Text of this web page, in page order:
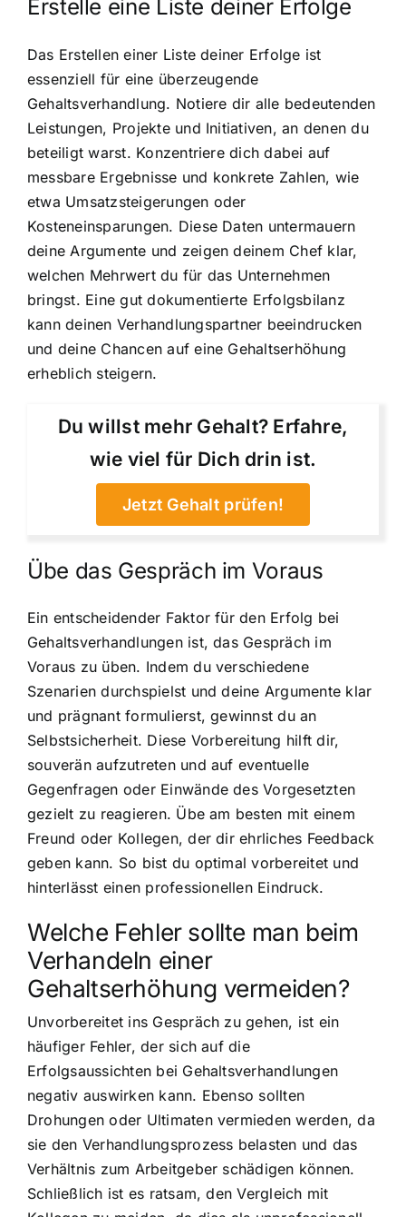
Erstelle eine Liste deiner Erfolge
Das Erstellen einer Liste deiner Erfolge ist
essenziell für eine überzeugende
Gehaltsverhandlung. Notiere dir alle bedeutenden
Leistungen, Projekte und Initiativen, an denen du
beteiligt warst. Konzentriere dich dabei auf
messbare Ergebnisse und konkrete Zahlen, wie
etwa Umsatzsteigerungen oder
Kosteneinsparungen. Diese Daten untermauern
deine Argumente und zeigen deinem Chef klar,
welchen Mehrwert du für das Unternehmen
bringst. Eine gut dokumentierte Erfolgsbilanz
kann deinen Verhandlungspartner beeindrucken
und deine Chancen auf eine Gehaltserhöhung
erheblich steigern.
Du willst mehr Gehalt? Erfahre,
wie viel für Dich drin ist.
Jetzt Gehalt prüfen!
Übe das Gespräch im Voraus
Ein entscheidender Faktor für den Erfolg bei
Gehaltsverhandlungen ist, das Gespräch im
Voraus zu üben. Indem du verschiedene
Szenarien durchspielst und deine Argumente klar
und prägnant formulierst, gewinnst du an
Selbstsicherheit. Diese Vorbereitung hilft dir,
souverän aufzutreten und auf eventuelle
Gegenfragen oder Einwände des Vorgesetzten
gezielt zu reagieren. Übe am besten mit einem
Freund oder Kollegen, der dir ehrliches Feedback
geben kann. So bist du optimal vorbereitet und
hinterlässt einen professionellen Eindruck.
Welche Fehler sollte man beim
Verhandeln einer
Gehaltserhöhung vermeiden?
Unvorbereitet ins Gespräch zu gehen, ist ein
häufiger Fehler, der sich auf die
Erfolgsaussichten bei Gehaltsverhandlungen
negativ auswirken kann. Ebenso sollten
Drohungen oder Ultimaten vermieden werden, da
sie den Verhandlungsprozess belasten und das
Verhältnis zum Arbeitgeber schädigen können.
Schließlich ist es ratsam, den Vergleich mit